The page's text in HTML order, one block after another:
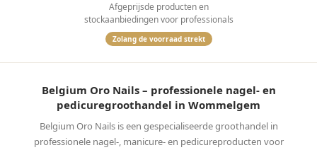
Afgeprijsde producten en
stockaanbiedingen voor professionals
Zolang de voorraad strekt
Belgium Oro Nails – professionele nagel- en
pedicuregroothandel in Wommelgem
Belgium Oro Nails is een gespecialiseerde groothandel in
professionele nagel-, manicure- en pedicureproducten voor